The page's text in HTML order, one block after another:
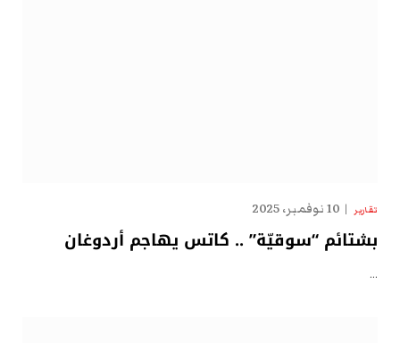
تقارير 10 نوفمبر، 2025
بشتائم “سوقيّة” .. كاتس يهاجم أردوغان
…